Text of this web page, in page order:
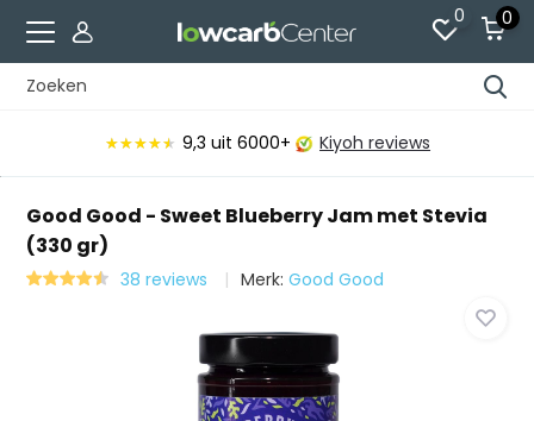
0 0
★★★★★
★★★★★ 9,3 uit 6000+ Kiyoh reviews
Good Good - Sweet Blueberry Jam met Stevia
(330 gr)
38 reviews Merk:Good Good